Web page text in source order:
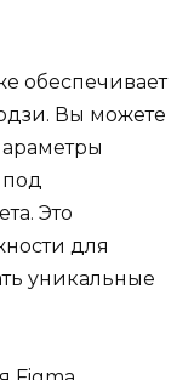
обеспечивает
Вы можете
под
Это
для
уникальные